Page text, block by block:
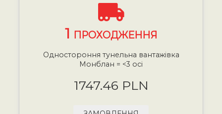
1 ПРОХОДЖЕННЯ
Одностороння тунельна вантажівка
Монблан = <3 осі
1747.46 PLN